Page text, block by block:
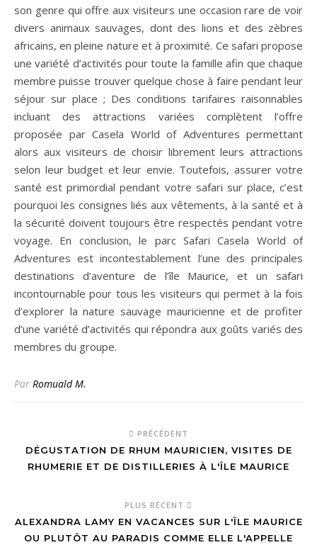
son genre qui offre aux visiteurs une occasion rare de voir
divers animaux sauvages, dont des lions et des zèbres
africains, en pleine nature et à proximité. Ce safari propose
une variété d’activités pour toute la famille afin que chaque
membre puisse trouver quelque chose à faire pendant leur
séjour sur place ; Des conditions tarifaires raisonnables
incluant des attractions variées complètent l’offre
proposée par Casela World of Adventures permettant
alors aux visiteurs de choisir librement leurs attractions
selon leur budget et leur envie. Toutefois, assurer votre
santé est primordial pendant votre safari sur place, c’est
pourquoi les consignes liés aux vêtements, à la santé et à
la sécurité doivent toujours être respectés pendant votre
voyage. En conclusion, le parc Safari Casela World of
Adventures est incontestablement l’une des principales
destinations d’aventure de l’île Maurice, et un safari
incontournable pour tous les visiteurs qui permet à la fois
d’explorer la nature sauvage mauricienne et de profiter
d’une variété d’activités qui répondra aux goûts variés des
membres du groupe.
Par Romuald M.
PRÉCÉDENT
DÉGUSTATION DE RHUM MAURICIEN, VISITES DE
RHUMERIE ET DE DISTILLERIES À L'ÎLE MAURICE
PLUS RÉCENT
ALEXANDRA LAMY EN VACANCES SUR L'ÎLE MAURICE
OU PLUTÔT AU PARADIS COMME ELLE L'APPELLE